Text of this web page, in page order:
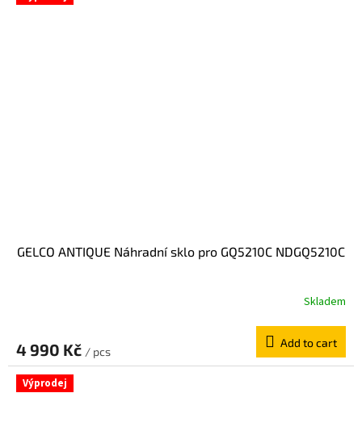
GELCO ANTIQUE Náhradní sklo pro GQ5210C NDGQ5210C
Skladem
4 990 Kč / pcs
Add to cart
Výprodej